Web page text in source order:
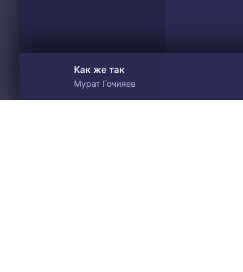
Как же так
Мурат Гочияев